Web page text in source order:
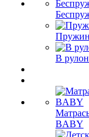
В
BABY